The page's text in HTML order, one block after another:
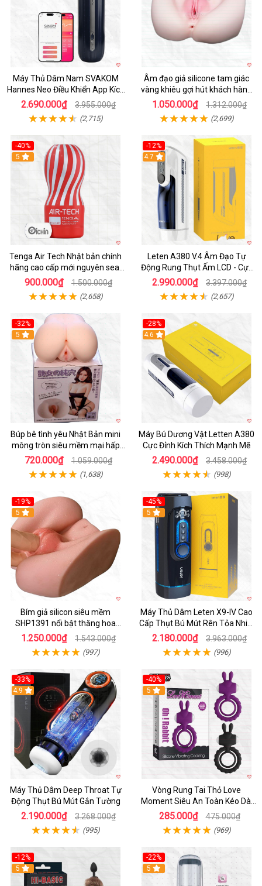
Máy Thủ Dâm Nam SVAKOM
Hannes Neo Điều Khiển App Kích
Thích
2.690.000₫ 3.955.000₫
(2,715)
Âm đạo giả silicone tam giác
vàng khiêu gợi hút khách hàng
nam
1.050.000₫ 1.312.000₫
(2,699)
-40%
Hot
5
Tenga Air Tech Nhật bản chính
hãng cao cấp mới nguyên seal
giá tốt
900.000₫ 1.500.000₫
(2,658)
-12%
Hot
4.7
Leten A380 V.4 Âm Đạo Tự
Động Rung Thụt Ấm LCD - Cực
Phê
2.990.000₫ 3.397.000₫
(2,657)
-32%
Hot
5
Búp bê tình yêu Nhật Bản mini
mông tròn siêu mềm mại hấp
dẫn
720.000₫ 1.059.000₫
(1,638)
-28%
Hot
4.6
Máy Bú Dương Vật Letten A380
Cực Đỉnh Kích Thích Mạnh Mẽ
2.490.000₫ 3.458.000₫
(998)
-19%
Hot
5
Bím giả silicon siêu mềm
SHP1391 nổi bật thăng hoa
hoàn hảo
1.250.000₫ 1.543.000₫
(997)
-45%
Hot
5
Máy Thủ Dâm Leten X9-IV Cao
Cấp Thụt Bú Mút Rên Tỏa Nhiệt
Sạc Pin
2.180.000₫ 3.963.000₫
(996)
-33%
Hot
4.9
Máy Thủ Dâm Deep Throat Tự
Động Thụt Bú Mút Gắn Tường
2.190.000₫ 3.268.000₫
(995)
-40%
5
Vòng Rung Tai Thỏ Love
Moment Siêu An Toàn Kéo Dài
Thời Gian
285.000₫ 475.000₫
(969)
-12%
Hot
5
-22%
5